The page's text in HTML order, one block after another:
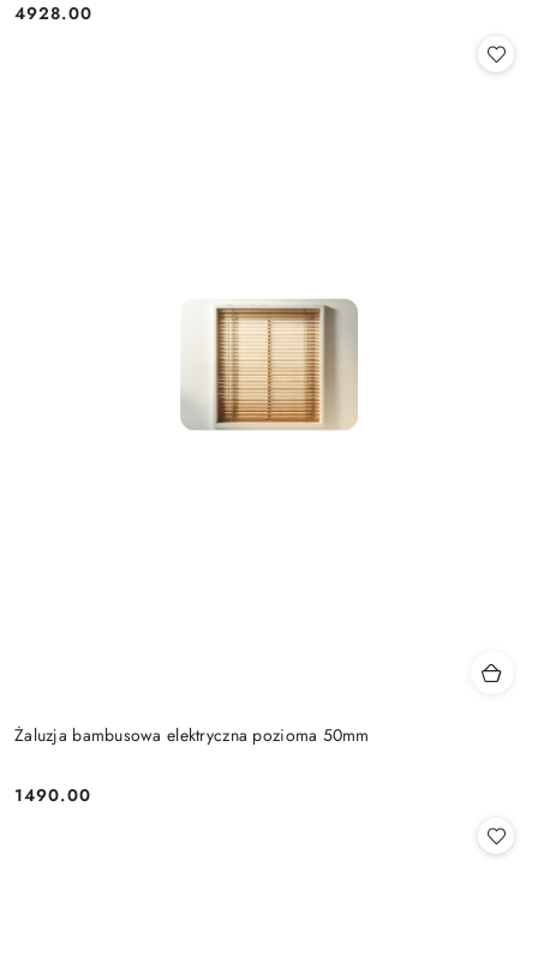
Cena:
4928.00
Żaluzja bambusowa elektryczna pozioma 50mm
Cena:
1490.00